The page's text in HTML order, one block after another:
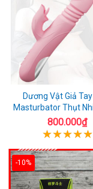
Dương Vật Giả
Masturbator Thụt
Rung
800.000₫
-10%